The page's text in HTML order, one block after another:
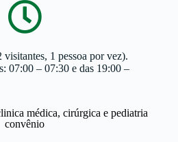
1 pessoa por vez).
07:00 – 07:30 e das 19:00 –
médica, cirúrgica e pediatria
convênio